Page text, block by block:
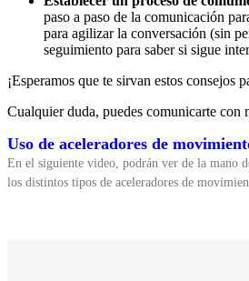
paso a paso de la comunicación
para agilizar la conversación (sin
seguimiento para saber si sigue
¡Esperamos que te sirvan estos consejos
Cualquier duda, puedes comunicarte con
Uso de aceleradores de
En el siguiente video, podrán ver de la mano
los distintos tipos de aceleradores de